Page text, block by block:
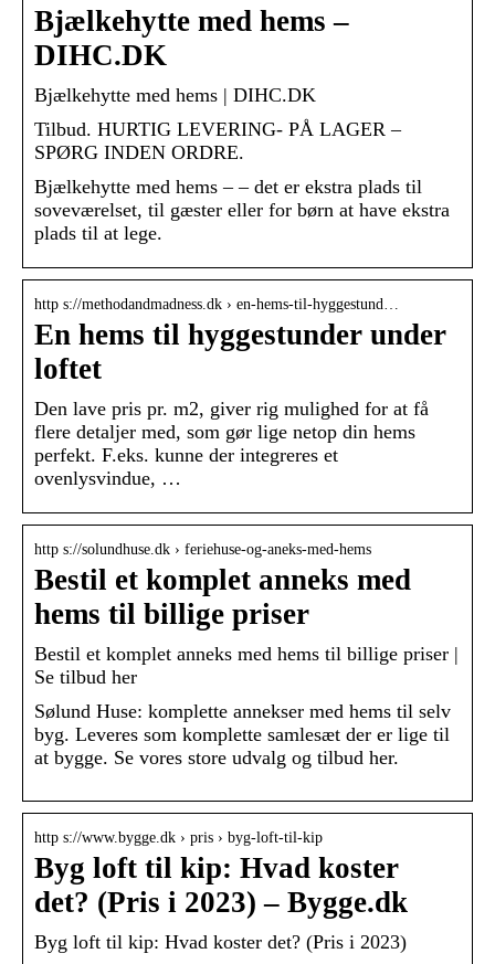
Bjælkehytte med hems –
DIHC.DK
Bjælkehytte med hems | DIHC.DK
Tilbud. HURTIG LEVERING- PÅ LAGER –
SPØRG INDEN ORDRE.
Bjælkehytte med hems – – det er ekstra plads til
soveværelset, til gæster eller for børn at have ekstra
plads til at lege.
http s://methodandmadness.dk › en-hems-til-hyggestund…
En hems til hyggestunder under
loftet
Den lave pris pr. m2, giver rig mulighed for at få
flere detaljer med, som gør lige netop din hems
perfekt. F.eks. kunne der integreres et
ovenlysvindue, …
http s://solundhuse.dk › feriehuse-og-aneks-med-hems
Bestil et komplet anneks med
hems til billige priser
Bestil et komplet anneks med hems til billige priser |
Se tilbud her
Sølund Huse: komplette annekser med hems til selv
byg. Leveres som komplette samlesæt der er lige til
at bygge. Se vores store udvalg og tilbud her.
http s://www.bygge.dk › pris › byg-loft-til-kip
Byg loft til kip: Hvad koster
det? (Pris i 2023) – Bygge.dk
Byg loft til kip: Hvad koster det? (Pris i 2023)